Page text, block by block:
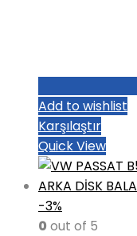
Add to wishlist
Karşılaştır
Quick View
-3%
0 out of 5